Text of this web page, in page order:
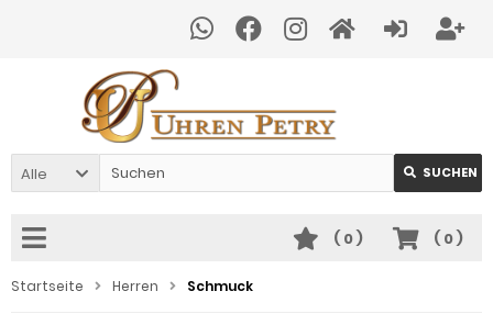
Alle SUCHEN
( 0)
( 0)
Startseite Herren Schmuck